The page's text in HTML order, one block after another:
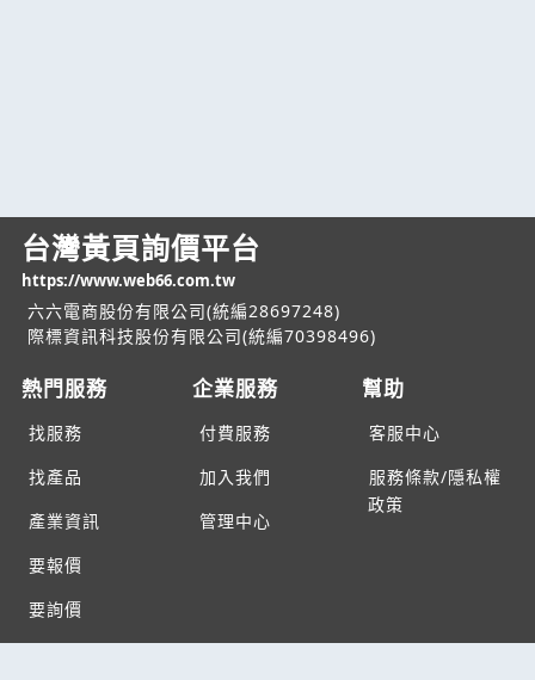
台灣黃頁詢價平台
https://www.web66.com.tw
六六電商股份有限公司(統編28697248)
際標資訊科技股份有限公司(統編70398496)
熱門服務
找服務
找產品
產業資訊
要報價
要詢價
企業服務
付費服務
加入我們
管理中心
幫助
客服中心
服務條款/隱私權
政策